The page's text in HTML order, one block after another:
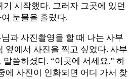
시작했다. 그러자 그곳에 있던
눈물을 흘렸다.
과 사진촬영을 할 때 나는 사부
옆에서 사진을 찍고 싶었다. 사부
씀하셨다. “이곳에 서세요.” 하
에 사진이 인화되면 어디 가서 찾